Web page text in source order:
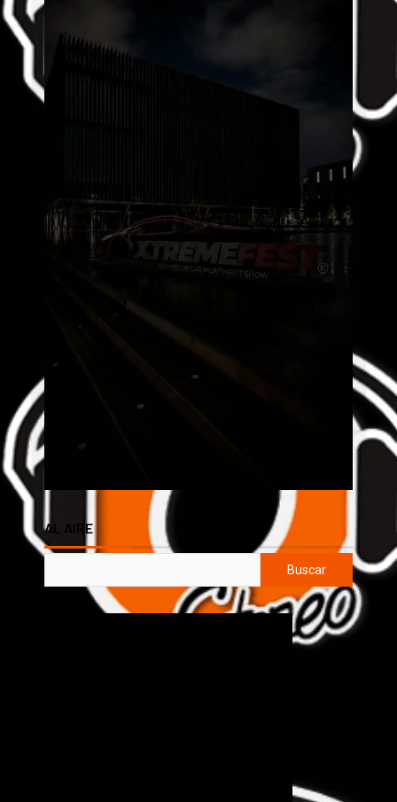
AL AIRE
Buscar